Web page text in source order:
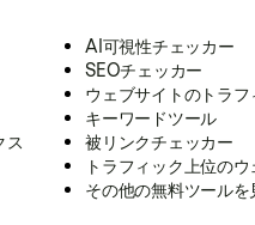
ス
AI可視性チェッカー
SEOチェッカー
ウェブサイトのトラ
キーワードツール
被リンクチェッカー
トラフィック上位の
その他の無料ツールを